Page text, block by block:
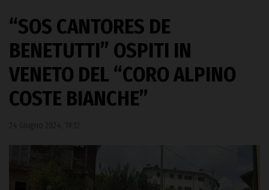
“SOS CANTORES DE
BENETUTTI” OSPITI IN
VENETO DEL “CORO ALPINO
COSTE BIANCHE”